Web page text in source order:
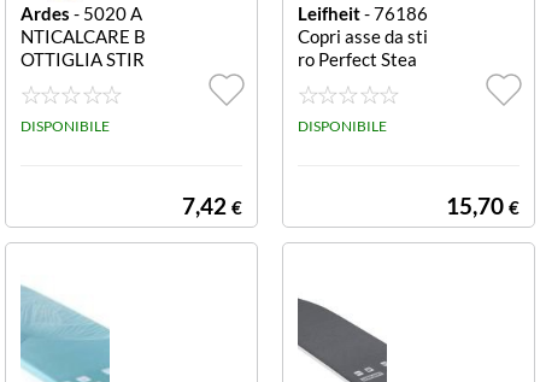
Ardes - 5020 A
NTICALCARE B
OTTIGLIA STIR
OCAL
DISPONIBILE
7,42 €
Leifheit- 76186
Copri asse da sti
ro Perfect Stea
m S/M 450x140
0 mm blu e giall
o Perfect Steam
DISPONIBILE
15,70 €